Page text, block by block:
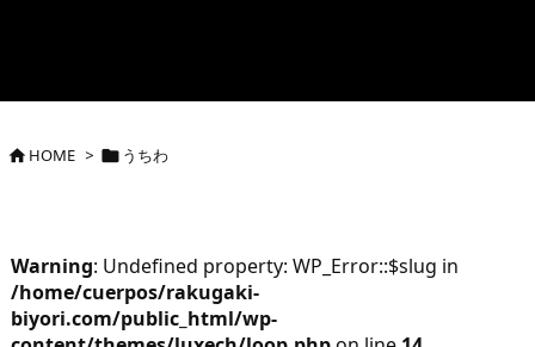
HOME >  うちわ
Warning: Undefined property: WP_Error::$slug in
/home/cuerpos/rakugaki-
biyori.com/public_html/wp-